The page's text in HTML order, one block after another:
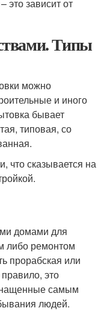
это зависит от
Типы
можно
и иного
бывает
типовая, со
что сказывается на
домами для
либо ремонтом
прорабская или
это
самым
людей.